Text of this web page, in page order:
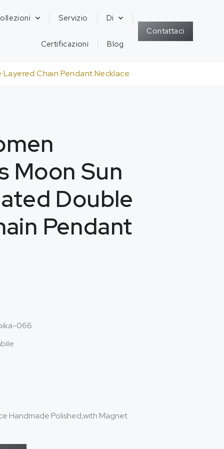
Servizio Di
Certificazioni Blog
Contattaci
Layered Chain Pendant Necklace
Moon Sun
Double
Pendant
-066
Handmade Polished,with Magnet